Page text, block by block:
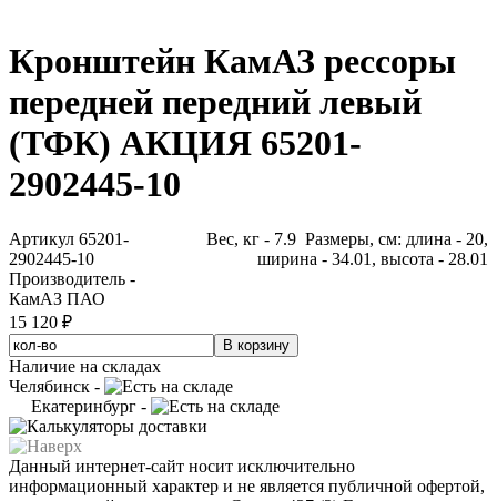
Кронштейн КамАЗ рессоры
передней передний левый
(ТФК) АКЦИЯ 65201-
2902445-10
Артикул 65201-
2902445-10
Производитель -
КамАЗ ПАО
Вес, кг - 7.9 Размеры, см: длина - 20,
ширина - 34.01, высота - 28.01
15 120 ₽
Наличие на складах
Челябинск -
Екатеринбург -
Данный интернет-сайт носит исключительно
информационный характер и не является публичной офертой,